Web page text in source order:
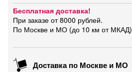
Бесплатная доставка!
При заказе от 8000 рублей.
По Москве и МО (до 10 км от МКАД)
Доставка по Москве и МО